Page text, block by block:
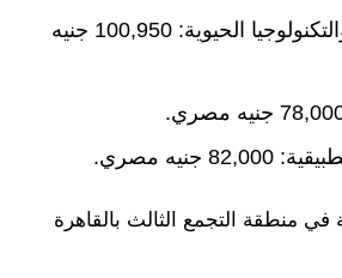
كلية الصيدلة والتكنولوجيا الحيوية: 100,950 جنيه
جنيه مصري.
في منطقة التجمع الثالث بالقاهرة